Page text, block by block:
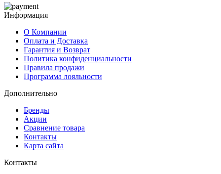
Информация
О Компании
Оплата и Доставка
Гарантия и Возврат
Политика конфиденциальности
Правила продажи
Программа лояльности
Дополнительно
Бренды
Акции
Сравнение товара
Контакты
Карта сайта
Контакты